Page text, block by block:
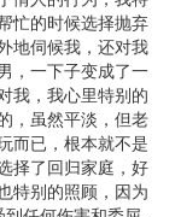
忙的时候选择抛弃
地伺候我，还对我
，一下子变成了一
我，我心里特别的
，虽然平淡，但老
而已，根本就不是
择了回归家庭，好
特别的照顾，因为